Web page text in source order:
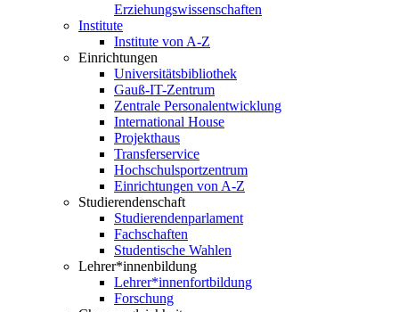
Erziehungswissenschaften
Institute
Institute von A-Z
Einrichtungen
Universitätsbibliothek
Gauß-IT-Zentrum
Zentrale Personalentwicklung
International House
Projekthaus
Transferservice
Hochschulsportzentrum
Einrichtungen von A-Z
Studierendenschaft
Studierendenparlament
Fachschaften
Studentische Wahlen
Lehrer*innenbildung
Lehrer*innenfortbildung
Forschung